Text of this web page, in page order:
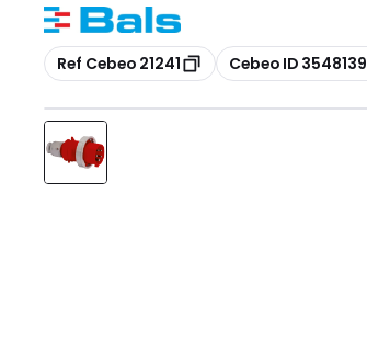
Kopiëren
Ref Cebeo 21241 Kopiëren
Cebeo ID 3548139